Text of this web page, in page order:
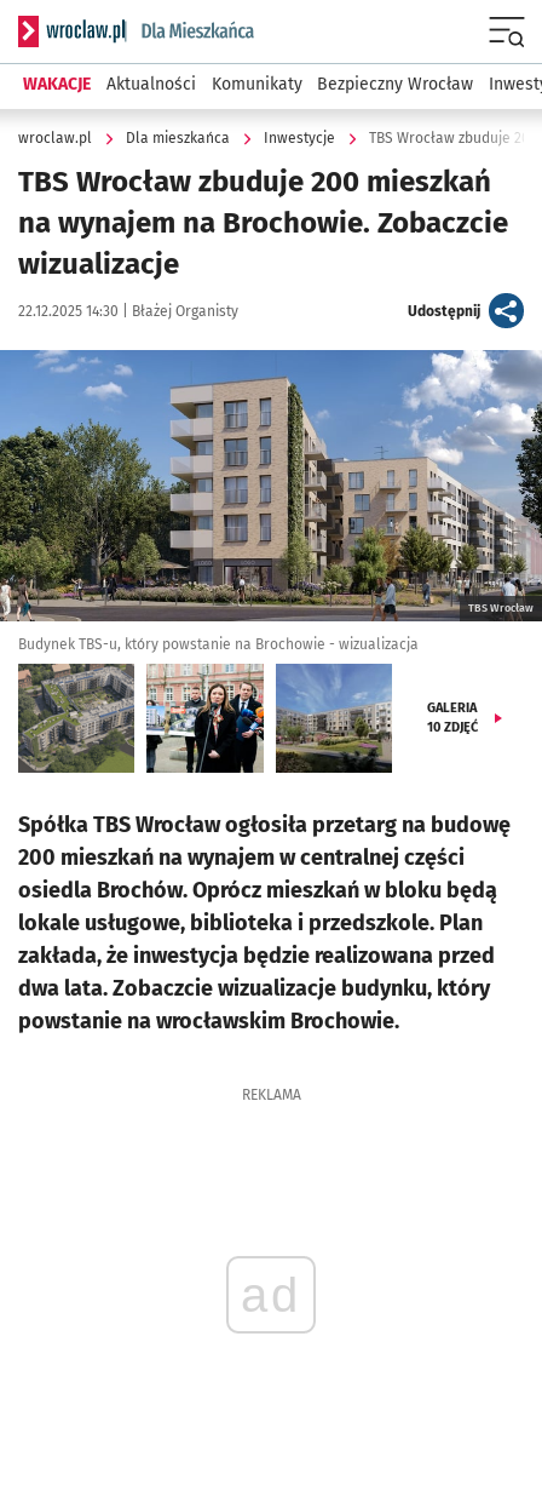
Serwis informacyjny wroclaw.pl podserwis: Dla mieszkańca
WAKACJE Aktualności Komunikaty Bezpieczny Wrocław
wroclaw.pl Dla mieszkańca Inwestycje TBS Wrocław zbuduje
TBS Wrocław zbuduje 200 mieszkań
na wynajem na Brochowie. Zobaczcie
wizualizacje
Data publikacji:
22.12.2025 14:30 | Autor:
Błażej Organisty Udostępnijartykuł
Kliknij, aby zobaczyć galerię
Kliknij, aby powiększyć
TBS Wrocław
Budynek TBS-u, który powstanie na Brochowie - wizualizacja
GALERIA
10 ZDJĘĆ
Spółka TBS Wrocław ogłosiła przetarg na budowę
200 mieszkań na wynajem w centralnej części
osiedla Brochów. Oprócz mieszkań w bloku będą
lokale usługowe, biblioteka i przedszkole. Plan
zakłada, że inwestycja będzie realizowana przed
dwa lata. Zobaczcie wizualizacje budynku, który
powstanie na wrocławskim Brochowie.
REKLAMA
ad